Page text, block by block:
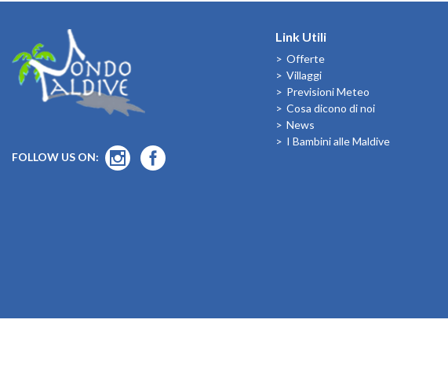
FOLLOW US ON:
Link Utili
Offerte
Villaggi
Previsioni Meteo
Cosa dicono di noi
News
I Bambini alle Maldive